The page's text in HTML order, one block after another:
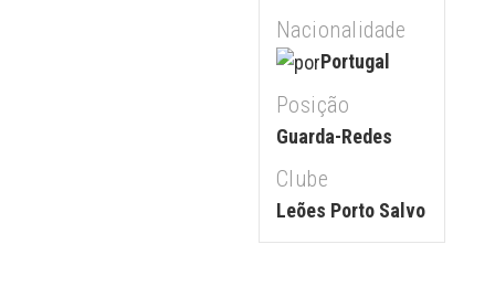
Nacionalidade
Portugal
Posição
Guarda-Redes
Clube
Leões Porto Salvo